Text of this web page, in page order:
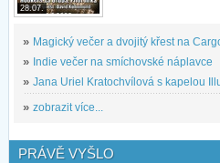
28.07.
» Magický večer a dvojitý křest na
» Indie večer na smíchovské náplavce
» Jana Uriel Kratochvílová s kapelou
» zobrazit více...
PRÁVĚ VYŠLO